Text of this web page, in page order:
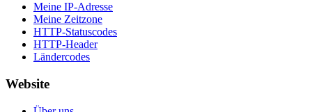
Meine IP-Adresse
Meine Zeitzone
HTTP-Statuscodes
HTTP-Header
Ländercodes
Website